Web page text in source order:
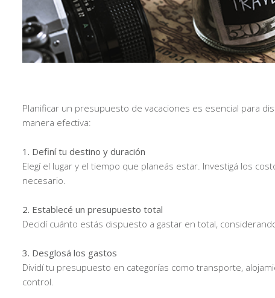
Planificar un presupuesto de vacaciones es esencial para
manera efectiva:
1. Definí tu destino y duración
Elegí el lugar y el tiempo que planeás estar. Investigá los
necesario.
2. Establecé un presupuesto total
Decidí cuánto estás dispuesto a gastar en total,
3. Desglosá los gastos
Dividí tu presupuesto en categorías como transporte,
control.